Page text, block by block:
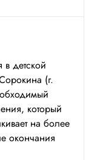
в детской
(г.
который
на более
окончания